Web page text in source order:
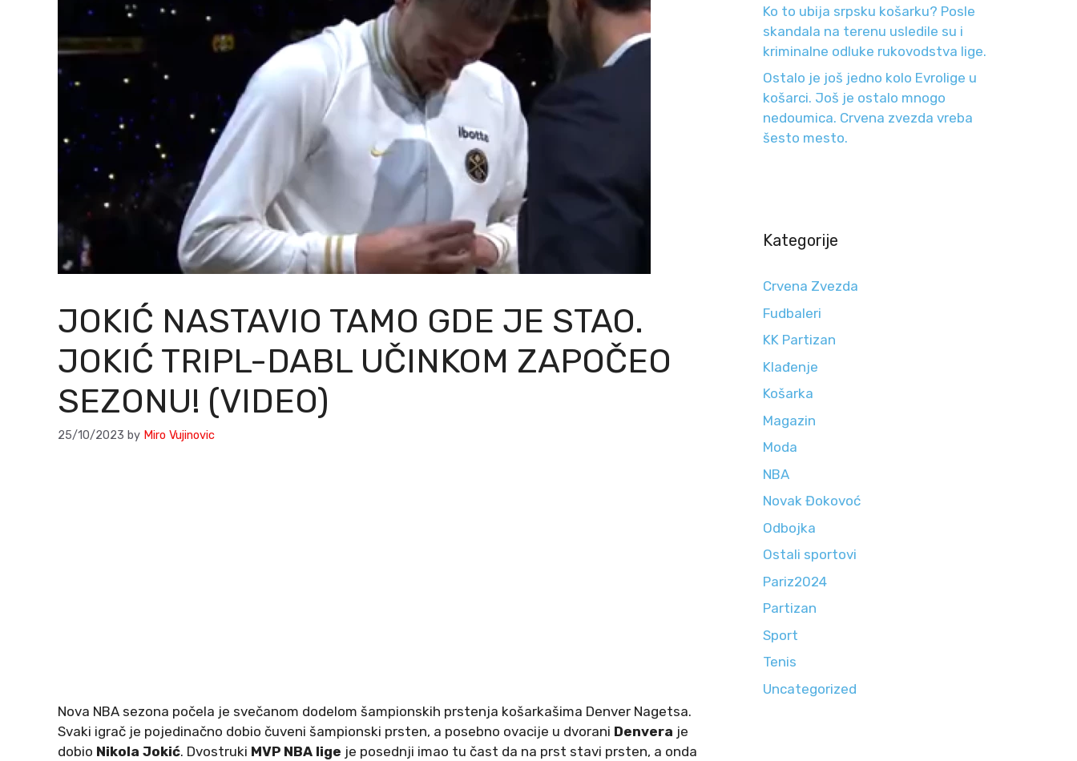
JOKIĆ NASTAVIO TAMO GDE JE STAO.
JOKIĆ TRIPL-DABL UČINKOM ZAPOČEO
SEZONU! (VIDEO)
25/10/2023 by Miro Vujinovic
Nova NBA sezona počela je svečanom dodelom šampionskih prstenja košarkašima Denver Nagetsa.
Svaki igrač je pojedinačno dobio čuveni šampionski prsten, a posebno ovacije u dvorani Denvera je
dobio Nikola Jokić. Dvostruki MVP NBA lige je posednji imao tu čast da na prst stavi prsten, a onda
Ko to ubija srpsku košarku? Posle
skandala na terenu usledile su i
kriminalne odluke rukovodstva lige.
Ostalo je još jedno kolo Evrolige u
košarci. Još je ostalo mnogo
nedoumica. Crvena zvezda vreba
šesto mesto.
Kategorije
Crvena Zvezda
Fudbaleri
KK Partizan
Klađenje
Košarka
Magazin
Moda
NBA
Novak Đokovoć
Odbojka
Ostali sportovi
Pariz2024
Partizan
Sport
Tenis
Uncategorized